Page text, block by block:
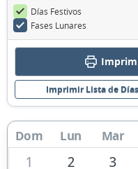
Días Festivos
Fases Lunares
Imprimir Lista de
Dom Lun Mar
1 2 3